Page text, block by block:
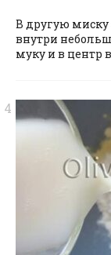
В другую миску
внутри
муку и в центр